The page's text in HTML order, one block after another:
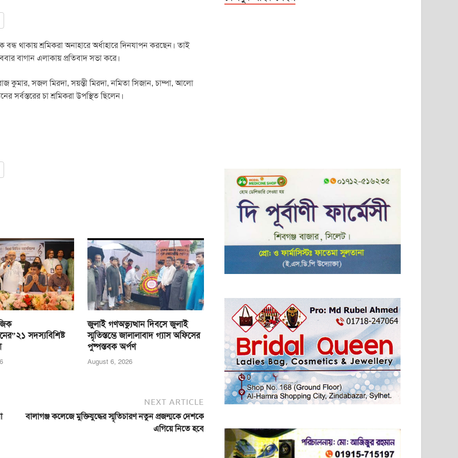
থাকায় শ্রমিকরা অনাহারে অর্ধাহারে দিনযাপন করছেন। তাই
বাগান এলাকায় প্রতিবাদ সভা করে।
কুমার, সজল মিরদা, সয়ন্তী মিরদা, নমিতা সিজান, চাম্পা, আলো
সর্বস্তরের চা শ্রমিকরা উপস্থিত ছিলেন।
সদস্যবিশিষ্ট
জুলাই গণঅভ্যুত্থান দিবসে জুলাই
স্মৃতিস্তম্ভে জালালাবাদ গ্যাস অফিসের
পুষ্পস্তবক অর্পণ
August 6, 2026
NEXT ARTICLE
বালাগঞ্জ কলেজে মুক্তিযুদ্ধের স্মৃতিচারণ নতুন প্রজন্মকে দেশকে
এগিয়ে নিতে হবে